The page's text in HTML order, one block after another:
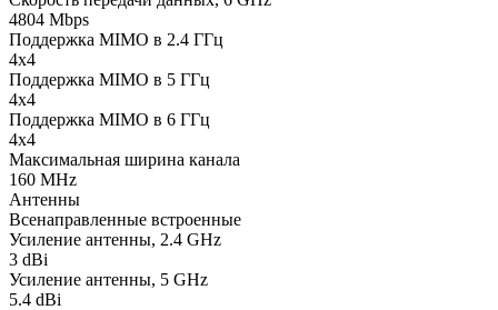
4804 Mbps
Поддержка MIMO в 2.4 ГГц
4x4
Поддержка MIMO в 5 ГГц
4x4
Поддержка MIMO в 6 ГГц
4x4
Максимальная ширина канала
160 MHz
Антенны
Всенаправленные встроенные
Усиление антенны, 2.4 GHz
3 dBi
Усиление антенны, 5 GHz
5.4 dBi